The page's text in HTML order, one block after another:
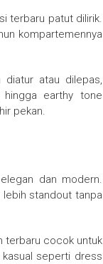
terbaru patut dilirik.
kompartemennya
atau dilepas,
earthy tone
pekan.
dan modern.
lebih standout tanpa
terbaru cocok untuk
seperti dress